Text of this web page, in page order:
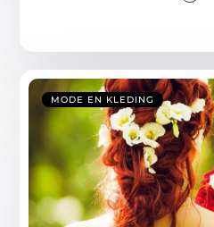
MODE EN KLEDING